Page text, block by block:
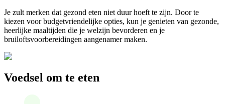
Je zult merken dat gezond eten niet duur hoeft te zijn. Door te
kiezen voor budgetvriendelijke opties, kun je genieten van gezonde,
heerlijke maaltijden die je welzijn bevorderen en je
bruiloftsvoorbereidingen aangenamer maken.
Voedsel om te eten